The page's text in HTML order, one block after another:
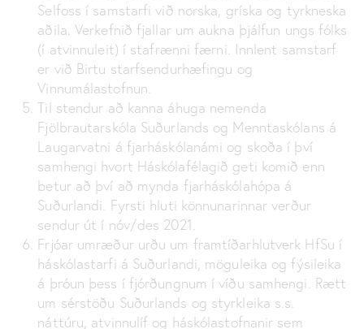
Selfoss í samstarfi við norska, gríska og tyrkneska
aðila. Verkefnið fjallar um aukna þjálfun ungs fólks
(í atvinnuleit) í stafrænni færni. Innlent samstarf
er við Birtu starfsendurhæfingu og
Vinnumálastofnun.
Til stendur að kanna áhuga nemenda
Fjölbrautarskóla Suðurlands og Menntaskólans á
Laugarvatni á fjarháskólanámi og skoða í því
samhengi hvort Háskólafélagið geti komið enn
betur að því að mynda fjarháskólahópa á
Suðurlandi. Fyrsti hluti könnunarinnar verður
sendur út í nóv/des 2021.
Frjóar umræður urðu um framtíðarhlutverk HfSu í
háskólastarfi á Suðurlandi, möguleika og fýsileika
á þróun þess í fjórðungnum í víðu samhengi. Rætt
um sérstöðu Suðurlands og styrkleika s.s.
náttúru, atvinnulíf og háskólastofnanir sem